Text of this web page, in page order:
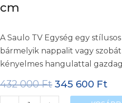
cm
A Saulo TV Egység egy
bármelyik nappalit vagy
kényelmes hangulattal
432 000Ft 345 600 Ft